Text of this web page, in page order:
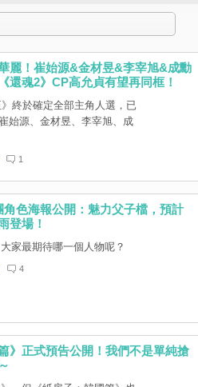
麗！崔始源&金材昱&李宰旭&成勳
還魂2》CP高允貞有望再同框！
終於確定全部主角人選，已
始源、金材昱、李宰旭、成
1
角色海報公開：魅力父子檔，預計
登場！
家最期待哪一個人物呢？
4
》正式預告公開！我們不是單純搶